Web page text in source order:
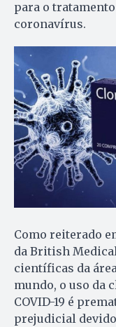
para o
coronavírus.
Como reiterado
da British
científicas da
mundo, o uso da
COVID-19 é
prejudicial